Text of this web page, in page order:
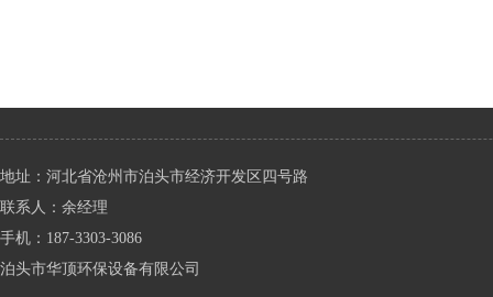
地址：河北省沧州市泊头市经济开发区四号路
联系人：余经理
手机：187-3303-3086
泊头市华顶环保设备有限公司